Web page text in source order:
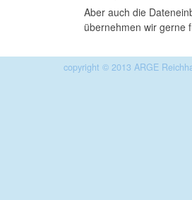
Aber auch die
übernehmen wir gerne
copyright © 2013 ARGE